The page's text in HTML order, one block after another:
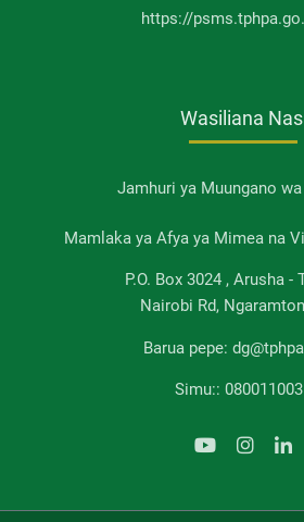
https://
Wasiliana
Jamhuri ya Muungano
Mamlaka ya Afya ya Mimea na
P.O. Box 3024 , Arusha -
Nairobi Rd,
Barua pepe:
Simu::